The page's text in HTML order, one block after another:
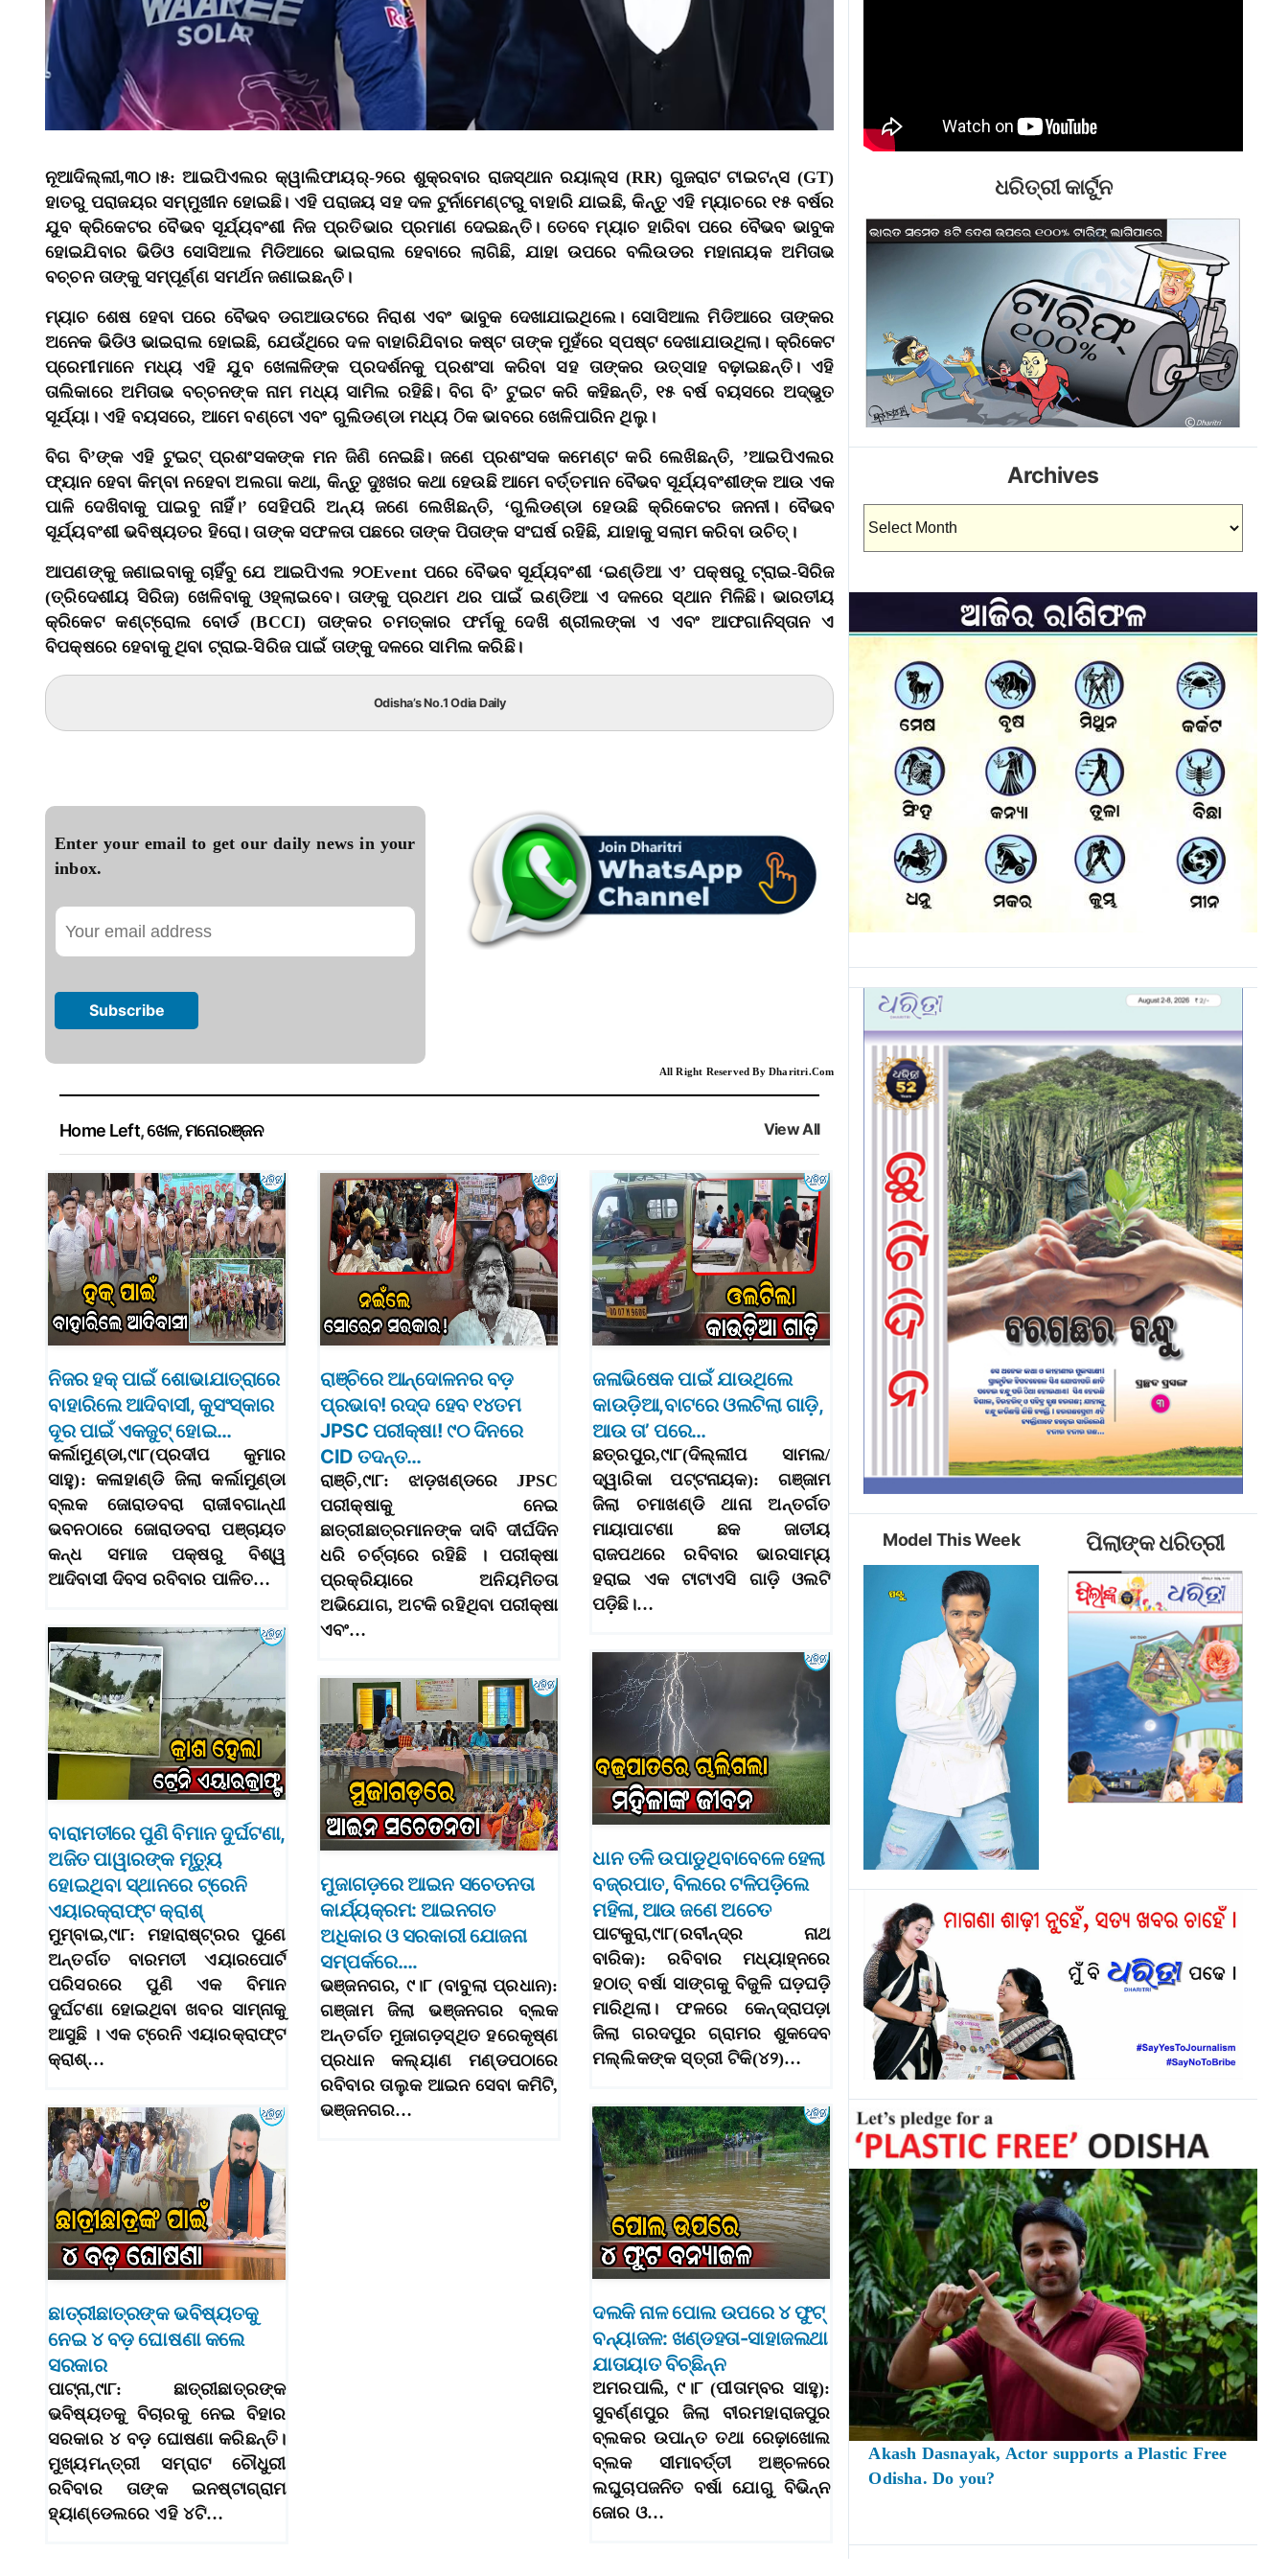
ନୂଆଦିଲ୍ଲୀ,୩୦।୫: ଆଇପିଏଲର କ୍ୱାଲିଫାୟର୍‌-୨ରେ ଶୁକ୍ରବାର ରାଜସ୍ଥାନ ରୟାଲ୍ସ (RR) ଗୁଜରାଟ ଟାଇଟନ୍ସ (GT)
ହାତରୁ ପରାଜୟର ସମ୍ମୁଖୀନ ହୋଇଛି। ଏହି ପରାଜୟ ସହ ଦଳ ଟୁର୍ନାମେଣ୍ଟରୁ ବାହାରି ଯାଇଛି, କିନ୍ତୁ ଏହି ମ୍ୟାଚରେ ୧୫ ବର୍ଷର
ଯୁବ କ୍ରିକେଟର ବୈଭବ ସୂର୍ଯ୍ୟବଂଶୀ ନିଜ ପ୍ରତିଭାର ପ୍ରମାଣ ଦେଇଛନ୍ତି। ତେବେ ମ୍ୟାଚ ହାରିବା ପରେ ବୈଭବ ଭାବୁକ
ହୋଇଯିବାର ଭିଡିଓ ସୋସିଆଲ ମିଡିଆରେ ଭାଇରାଲ ହେବାରେ ଲାଗିଛି, ଯାହା ଉପରେ ବଲିଉଡର ମହାନାୟକ ଅମିତାଭ
ବଚ୍ଚନ ତାଙ୍କୁ ସମ୍ପୂର୍ଣ୍ଣ ସମର୍ଥନ ଜଣାଇଛନ୍ତି।
ମ୍ୟାଚ ଶେଷ ହେବା ପରେ ବୈଭବ ଡଗଆଉଟରେ ନିରାଶ ଏବଂ ଭାବୁକ ଦେଖାଯାଇଥିଲେ। ସୋସିଆଲ ମିଡିଆରେ ତାଙ୍କର
ଅନେକ ଭିଡିଓ ଭାଇରାଲ ହୋଇଛି, ଯେଉଁଥିରେ ଦଳ ବାହାରିଯିବାର କଷ୍ଟ ତାଙ୍କ ମୁହଁରେ ସ୍ପଷ୍ଟ ଦେଖାଯାଉଥିଲା। କ୍ରିକେଟ
ପ୍ରେମୀମାନେ ମଧ୍ୟ ଏହି ଯୁବ ଖେଳାଳିଙ୍କ ପ୍ରଦର୍ଶନକୁ ପ୍ରଶଂସା କରିବା ସହ ତାଙ୍କର ଉତ୍ସାହ ବଢ଼ାଇଛନ୍ତି। ଏହି
ତାଲିକାରେ ଅମିତାଭ ବଚ୍ଚନଙ୍କ ନାମ ମଧ୍ୟ ସାମିଲ ରହିଛି। ବିଗ ବି’ ଟୁଇଟ କରି କହିଛନ୍ତି, ୧୫ ବର୍ଷ ବୟସରେ ଅଦ୍ଭୁତ
ସୂର୍ଯ୍ୟା। ଏହି ବୟସରେ, ଆମେ ବଣ୍ଟୋ ଏବଂ ଗୁଲିଡଣ୍ଡା ମଧ୍ୟ ଠିକ ଭାବରେ ଖେଳିପାରିନ ଥିଲୁ।
ବିଗ ବି’ଙ୍କ ଏହି ଟୁଇଟ୍‌ ପ୍ରଶଂସକଙ୍କ ମନ ଜିଣି ନେଇଛି। ଜଣେ ପ୍ରଶଂସକ କମେଣ୍ଟ କରି ଲେଖିଛନ୍ତି, ’ଆଇପିଏଲର
ଫ୍ୟାନ ହେବା କିମ୍ବା ନହେବା ଅଲଗା କଥା, କିନ୍ତୁ ଦୁଃଖର କଥା ହେଉଛି ଆମେ ବର୍ତ୍ତମାନ ବୈଭବ ସୂର୍ଯ୍ୟବଂଶୀଙ୍କ ଆଉ ଏକ
ପାଳି ଦେଖିବାକୁ ପାଇବୁ ନାହିଁ।’ ସେହିପରି ଅନ୍ୟ ଜଣେ ଲେଖିଛନ୍ତି, ‘ଗୁଲିଡଣ୍ଡା ହେଉଛି କ୍ରିକେଟର ଜନନୀ। ବୈଭବ
ସୂର୍ଯ୍ୟବଂଶୀ ଭବିଷ୍ୟତର ହିରୋ। ତାଙ୍କ ସଫଳତା ପଛରେ ତାଙ୍କ ପିତାଙ୍କ ସଂଘର୍ଷ ରହିଛି, ଯାହାକୁ ସଲାମ କରିବା ଉଚିତ୍‌।
ଆପଣଙ୍କୁ ଜଣାଇବାକୁ ଚାହିଁବୁ ଯେ ଆଇପିଏଲ ୨୦Event ପରେ ବୈଭବ ସୂର୍ଯ୍ୟବଂଶୀ ‘ଇଣ୍ଡିଆ ଏ’ ପକ୍ଷରୁ ଟ୍ରାଇ-ସିରିଜ
(ତ୍ରିଦେଶୀୟ ସିରିଜ) ଖେଳିବାକୁ ଓହ୍ଲାଇବେ। ତାଙ୍କୁ ପ୍ରଥମ ଥର ପାଇଁ ଇଣ୍ଡିଆ ଏ ଦଳରେ ସ୍ଥାନ ମିଳିଛି। ଭାରତୀୟ
କ୍ରିକେଟ କଣ୍ଟ୍ରୋଲ ବୋର୍ଡ (BCCI) ତାଙ୍କର ଚମତ୍କାର ଫର୍ମକୁ ଦେଖି ଶ୍ରୀଲଙ୍କା ଏ ଏବଂ ଆଫଗାନିସ୍ତାନ ଏ
ବିପକ୍ଷରେ ହେବାକୁ ଥିବା ଟ୍ରାଇ-ସିରିଜ ପାଇଁ ତାଙ୍କୁ ଦଳରେ ସାମିଲ କରିଛି।
Odisha’s No.1 Odia Daily
Enter your email to get our daily news in your
inbox.
All Right Reserved By Dharitri.Com
Home Left,ଖେଳ,ମନୋରଞ୍ଜନ View All
ନିଜର ହକ୍‌ ପାଇଁ ଶୋଭାଯାତ୍ରାରେ
ବାହାରିଲେ ଆଦିବାସୀ, କୁସଂସ୍କାର
ଦୂର ପାଇଁ ଏକଜୁଟ୍‌ ହୋଇ…
କର୍ଲାମୁଣ୍ଡା,୯ା୮(ପ୍ରଦୀପ କୁମାର
ସାହୁ): କଳାହାଣ୍ଡି ଜିଲା କର୍ଲାମୁଣ୍ଡା
ବ୍ଲକ ଜୋରାଡବରା ରାଜୀବଗାନ୍ଧୀ
ଭବନଠାରେ ଜୋରାଡବରା ପଞ୍ଚାୟତ
କନ୍ଧ ସମାଜ ପକ୍ଷରୁ ବିଶ୍ୱ
ଆଦିବାସୀ ଦିବସ ରବିବାର ପାଳିତ…
ରାଞ୍ଚିରେ ଆନ୍ଦୋଳନର ବଡ଼
ପ୍ରଭାବ! ରଦ୍ଦ ହେବ ୧୪ତମ
JPSC ପରୀକ୍ଷା! ୯୦ ଦିନରେ
CID ତଦନ୍ତ…
ରାଞ୍ଚି,୯ା୮: ଝାଡ଼ଖଣ୍ଡରେ JPSC
ପରୀକ୍ଷାକୁ ନେଇ
ଛାତ୍ରୀଛାତ୍ରମାନଙ୍କ ଦାବି ଦୀର୍ଘଦିନ
ଧରି ଚର୍ଚ୍ଚାରେ ରହିଛି । ପରୀକ୍ଷା
ପ୍ରକ୍ରିୟାରେ ଅନିୟମିତତା
ଅଭିଯୋଗ, ଅଟକି ରହିଥିବା ପରୀକ୍ଷା
ଏବଂ…
ଜଳାଭିଷେକ ପାଇଁ ଯାଉଥିଲେ
କାଉଡ଼ିଆ,ବାଟରେ ଓଲଟିଲା ଗାଡ଼ି,
ଆଉ ତା’ ପରେ…
ଛତ୍ରପୁର,୯ା୮(ଦିଲ୍ଲୀପ ସାମଲ/
ଦ୍ୱାରିକା ପଟ୍ଟନାୟକ): ଗଞ୍ଜାମ
ଜିଲା ଚମାଖଣ୍ଡି ଥାନା ଅନ୍ତର୍ଗତ
ମାୟାପାଟଣା ଛକ ଜାତୀୟ
ରାଜପଥରେ ରବିବାର ଭାରସାମ୍ୟ
ହରାଇ ଏକ ଟାଟାଏସି ଗାଡ଼ି ଓଲଟି
ପଡ଼ିଛି।…
ବାରାମତୀରେ ପୁଣି ବିମାନ ଦୁର୍ଘଟଣା,
ଅଜିତ ପାୱାରଙ୍କ ମୃତ୍ୟୁ
ହୋଇଥିବା ସ୍ଥାନରେ ଟ୍ରେନି
ଏୟାରକ୍ରାଫ୍ଟ କ୍ରାଶ୍
ମୁମ୍ବାଇ,୯ା୮: ମହାରାଷ୍ଟ୍ରର ପୁଣେ
ଅନ୍ତର୍ଗତ ବାରମତୀ ଏୟାରପୋର୍ଟ
ପରିସରରେ ପୁଣି ଏକ ବିମାନ
ଦୁର୍ଘଟଣା ହୋଇଥିବା ଖବର ସାମ୍ନାକୁ
ଆସୁଛି । ଏକ ଟ୍ରେନି ଏୟାରକ୍ରାଫ୍ଟ
କ୍ରାଶ୍…
ଧାନ ତଳି ଉପାଡୁଥିବାବେଳେ ହେଲା
ବଜ୍ରପାତ, ବିଲରେ ଟଳିପଡ଼ିଲେ
ମହିଳା, ଆଉ ଜଣେ ଅଚେତ
ପାଟକୁରା,୯ା୮(ରବୀନ୍ଦ୍ର ନାଥ
ବାରିକ): ରବିବାର ମଧ୍ୟାହ୍ନରେ
ହଠାତ୍‌ ବର୍ଷା ସାଙ୍ଗକୁ ବିଜୁଳି ଘଡ଼ଘଡ଼ି
ମାରିଥିଲା। ଫଳରେ କେନ୍ଦ୍ରାପଡ଼ା
ଜିଲା ଗରଦପୁର ଗ୍ରାମର ଶୁକଦେବ
ମଲ୍ଲିକଙ୍କ ସ୍ତ୍ରୀ ଟିକି(୪୨)…
ମୁଜାଗଡ଼ରେ ଆଇନ ସଚେତନତା
କାର୍ଯ୍ୟକ୍ରମ: ଆଇନଗତ
ଅଧିକାର ଓ ସରକାରୀ ଯୋଜନା
ସମ୍ପର୍କରେ….
ଭଞ୍ଜନଗର, ୯।୮ (ବାବୁଲା ପ୍ରଧାନ):
ଗଞ୍ଜାମ ଜିଲା ଭଞ୍ଜନଗର ବ୍ଲକ
ଅନ୍ତର୍ଗତ ମୁଜାଗଡ଼ସ୍ଥିତ ହରେକୃଷ୍ଣ
ପ୍ରଧାନ କଲ୍ୟାଣ ମଣ୍ଡପଠାରେ
ରବିବାର ତାଲୁକ ଆଇନ ସେବା କମିଟି,
ଭଞ୍ଜନଗର…
ଦଲକି ନାଳ ପୋଲ ଉପରେ ୪ ଫୁଟ୍‌
ବନ୍ୟାଜଳ: ଖଣ୍ଡହତା-ସାହାଜଲଥା
ଯାତାୟାତ ବିଚ୍ଛିନ୍ନ
ଅମରପାଲି, ୯।୮ (ପୀତାମ୍ବର ସାହୁ):
ସୁବର୍ଣ୍ଣପୁର ଜିଲା ବୀରମହାରାଜପୁର
ବ୍ଲକର ଉପାନ୍ତ ତଥା ରେଢ଼ାଖୋଲ
ବ୍ଲକ ସୀମାବର୍ତ୍ତୀ ଅଞ୍ଚଳରେ
ଲଘୁଚାପଜନିତ ବର୍ଷା ଯୋଗୁ ବିଭିନ୍ନ
ଜୋର ଓ…
ଛାତ୍ରୀଛାତ୍ରଙ୍କ ଭବିଷ୍ୟତକୁ
ନେଇ ୪ ବଡ଼ ଘୋଷଣା କଲେ
ସରକାର
ପାଟ୍‌ନା,୯ା୮: ଛାତ୍ରୀଛାତ୍ରଙ୍କ
ଭବିଷ୍ୟତକୁ ବିଚାରକୁ ନେଇ ବିହାର
ସରକାର ୪ ବଡ଼ ଘୋଷଣା କରିଛନ୍ତି।
ମୁଖ୍ୟମନ୍ତ୍ରୀ ସମ୍ରାଟ ଚୌଧୁରୀ
ରବିବାର ତାଙ୍କ ଇନଷ୍ଟାଗ୍ରାମ
ହ୍ୟାଣ୍ଡେଲରେ ଏହି ୪ଟି…
ଧରିତ୍ରୀ କାର୍ଟୁନ
Archives
Archives
Model This Week ପିଲାଙ୍କ ଧରିତ୍ରୀ
Akash Dasnayak, Actor supports a Plastic Free
Odisha. Do you?